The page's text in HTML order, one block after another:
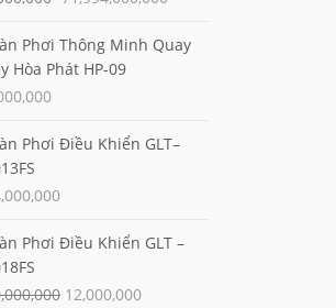
Phơi Thông Minh Quay
Hòa Phát HP-09
Phơi Điều Khiển GLT–
Phơi Điều Khiển GLT –
12,000,000